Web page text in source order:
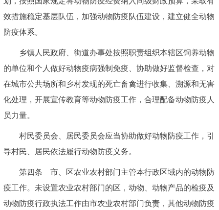
效措施稳定基层队伍，加强动物防疫队伍建设，建立健全动物
防疫体系。
乡镇人民政府、街道办事处按照职责组织本辖区饲养动物
的单位和个人做好动物疫病强制免疫、协助做好监督检查，对
在城市公共场所和乡村发现的死亡畜禽进行收集、溯源和无害
化处理，开展宣传教育等动物防疫工作，合理配备动物防疫人
员力量。
村民委员会、居民委员会应当协助做好动物防疫工作，引
导村民、居民依法履行动物防疫义务。
第四条 市、区农业农村部门主管本行政区域内的动物防
疫工作。未设置农业农村部门的区，动物、动物产品的检疫及
动物防疫行政执法工作由市农业农村部门负责，其他动物防疫